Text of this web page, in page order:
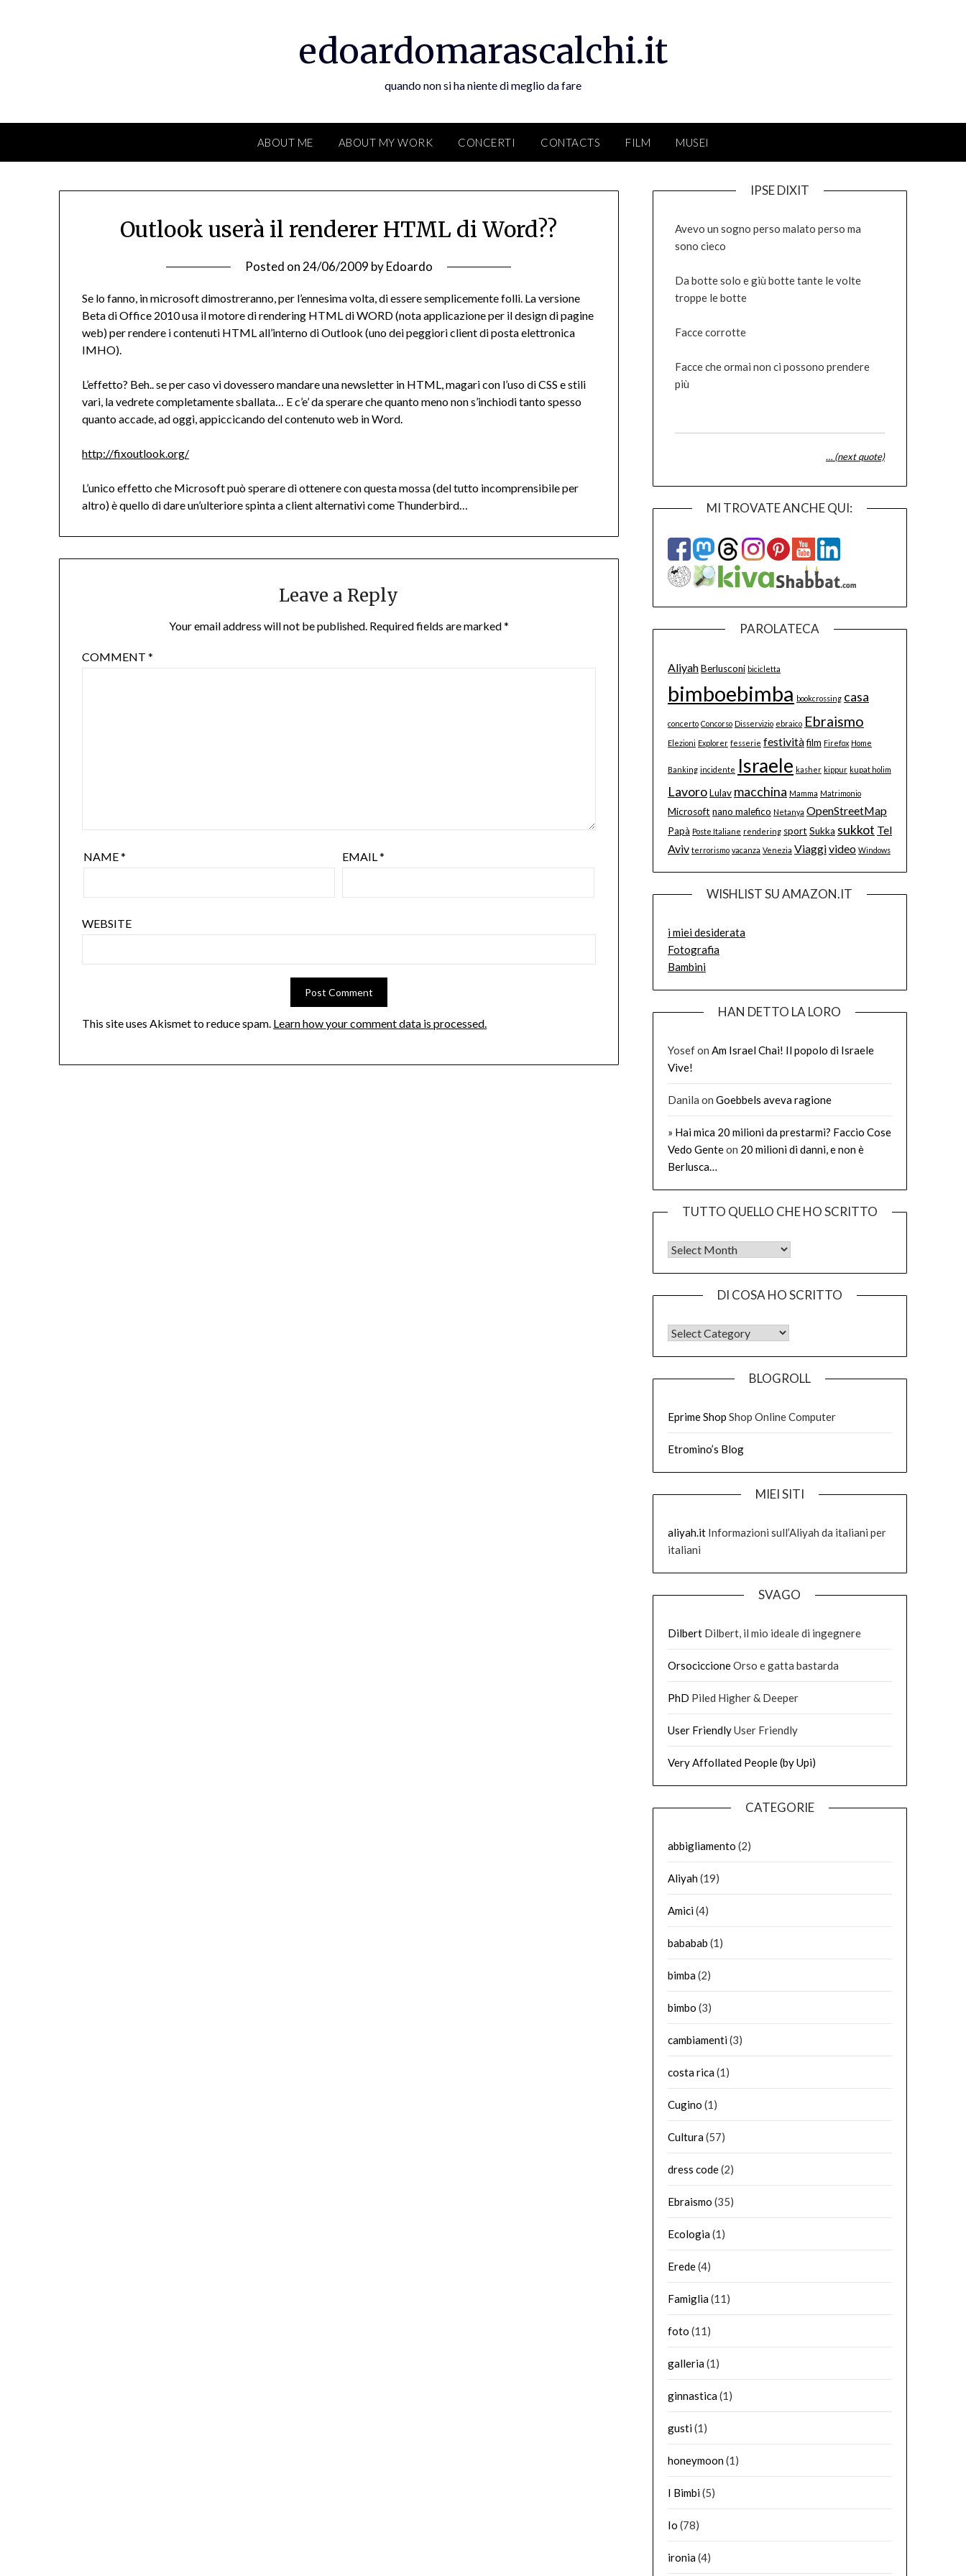
edoardomarascalchi.it
quando non si ha niente di meglio da fare
ABOUT ME ABOUT MY WORK CONCERTI CONTACTS FILM MUSEI
Outlook userà il renderer HTML di Word??
Posted on 24/06/2009 byEdoardo
Se lo fanno, in microsoft dimostreranno, per l’ennesima volta, di essere semplicemente folli. La versione
Beta di Office 2010 usa il motore di rendering HTML di WORD (nota applicazione per il design di pagine
web) per rendere i contenuti HTML all’interno di Outlook (uno dei peggiori client di posta elettronica
IMHO).
L’effetto? Beh.. se per caso vi dovessero mandare una newsletter in HTML, magari con l’uso di CSS e stili
vari, la vedrete completamente sballata… E c’e’ da sperare che quanto meno non s’inchiodi tanto spesso
quanto accade, ad oggi, appiccicando del contenuto web in Word.
http://fixoutlook.org/
L’unico effetto che Microsoft può sperare di ottenere con questa mossa (del tutto incomprensibile per
altro) è quello di dare un’ulteriore spinta a client alternativi come Thunderbird…
Leave a Reply
Your email address will not be published. Required fields are marked*
COMMENT*
NAME* EMAIL*
WEBSITE
This site uses Akismet to reduce spam. Learn how your comment data is processed.
IPSE DIXIT
Avevo un sogno perso malato perso ma
sono cieco
Da botte solo e giù botte tante le volte
troppe le botte
Facce corrotte
Facce che ormai non ci possono prendere
più
… (next quote)
MI TROVATE ANCHE QUI:
PAROLATECA
AliyahBerlusconi bicicletta
bimboebimba bookcrossing casa
concerto Concorso Disservizio ebraico Ebraismo
Elezioni Explorer fesserie festivitàfilm Firefox Home
Banking incidente Israele kasher kippur kupat holim
LavoroLulav macchina Mamma Matrimonio
Microsoft nano malefico Netanya OpenStreetMap
Papà Poste Italiane rendering sport Sukka sukkot Tel
Aviv terrorismo vacanza Venezia Viaggivideo Windows
WISHLIST SU AMAZON.IT
i miei desiderata
Fotografia
Bambini
HAN DETTO LA LORO
Yosefon Am Israel Chai! Il popolo di Israele
Vive!
Danila on Goebbels aveva ragione
» Hai mica 20 milioni da prestarmi? Faccio Cose
Vedo Genteon 20 milioni di danni, e non è
Berlusca…
TUTTO QUELLO CHE HO SCRITTO
Tutto quello che ho scritto
DI COSA HO SCRITTO
DI COSA HO SCRITTO
BLOGROLL
Eprime Shop Shop Online Computer
Etromino’s Blog
MIEI SITI
aliyah.itInformazioni sull’Aliyah da italiani per
italiani
SVAGO
DilbertDilbert, il mio ideale di ingegnere
OrsociccioneOrso e gatta bastarda
PhD Piled Higher & Deeper
User FriendlyUser Friendly
Very Affollated People (by Upi)
CATEGORIE
abbigliamento (2)
Aliyah(19)
Amici(4)
bababab (1)
bimba(2)
bimbo (3)
cambiamenti(3)
costa rica(1)
Cugino (1)
Cultura(57)
dress code(2)
Ebraismo (35)
Ecologia(1)
Erede(4)
Famiglia(11)
foto (11)
galleria(1)
ginnastica(1)
gusti(1)
honeymoon(1)
I Bimbi(5)
Io (78)
ironia(4)